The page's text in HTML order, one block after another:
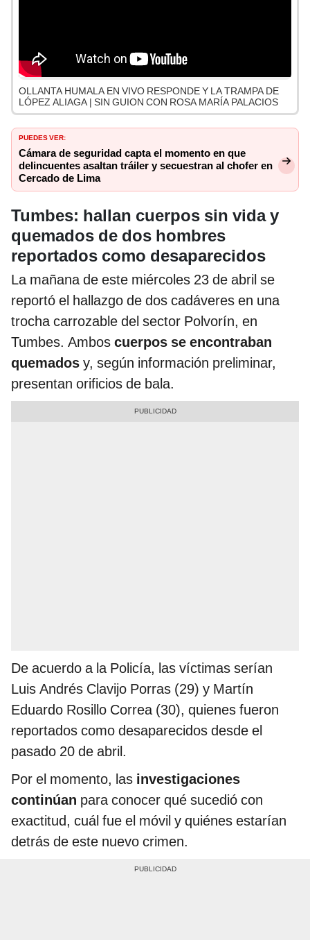
OLLANTA HUMALA EN VIVO RESPONDE Y LA TRAMPA DE
LÓPEZ ALIAGA | SIN GUION CON ROSA MARÍA PALACIOS
Puedes ver:
Cámara de seguridad capta el momento en que
delincuentes asaltan tráiler y secuestran al chofer en
Cercado de Lima
Tumbes: hallan cuerpos sin vida y
quemados de dos hombres
reportados como desaparecidos
La mañana de este miércoles 23 de abril se
reportó el hallazgo de dos cadáveres en una
trocha carrozable del sector Polvorín, en
Tumbes. Ambos cuerpos se encontraban
quemados y, según información preliminar,
presentan orificios de bala.
De acuerdo a la Policía, las víctimas serían
Luis Andrés Clavijo Porras (29) y Martín
Eduardo Rosillo Correa (30), quienes fueron
reportados como desaparecidos desde el
pasado 20 de abril.
Por el momento, las investigaciones
continúan para conocer qué sucedió con
exactitud, cuál fue el móvil y quiénes estarían
detrás de este nuevo crimen.